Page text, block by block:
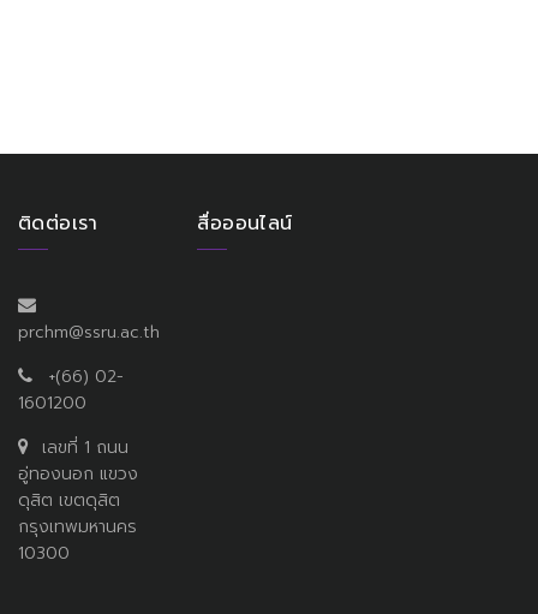
ติดต่อเรา
prchm@ssru.ac.th
+(66) 02-
1601200
เลขที่ 1 ถนน
อู่ทองนอก แขวง
ดุสิต เขตดุสิต
กรุงเทพมหานคร
10300
สื่อออนไลน์